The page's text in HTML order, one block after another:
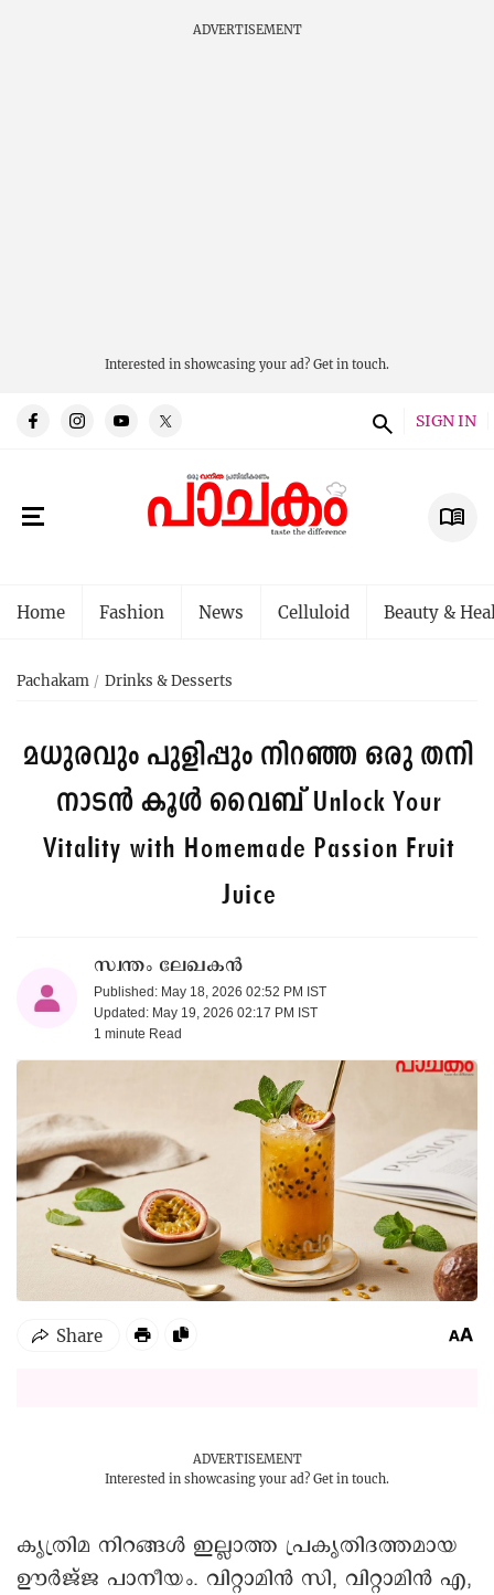
ADVERTISEMENT
Interested in showcasing your ad? Get in touch.
SIGN IN
Home Fashion News Celluloid Beauty &
Pachakam Drinks & Desserts
മധുരവും പുളിപ്പും നിറഞ്ഞ ഒരു തനി
നാടൻ കൂൾ വൈബ്Unlock Your
Vitality with Homemade Passion Fruit
Juice
സ്വന്തം ലേഖകൻ
Published: May 18, 2026 02:52 PM IST
Updated: May 19, 2026 02:17 PM IST
1 minute Read
ADVERTISEMENT
Interested in showcasing your ad? Get in touch.
കൃത്രിമ നിറങ്ങൾ ഇല്ലാത്ത പ്രകൃതിദത്തമായ
ഊർജ്ജ പാനീയം. വിറ്റാമിൻ സി, വിറ്റാമിൻ എ,